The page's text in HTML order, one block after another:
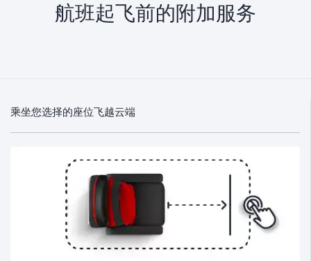
航班起飞前的附加服务
乘坐您选择的座位飞越云端